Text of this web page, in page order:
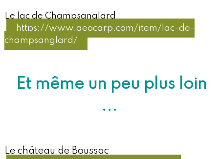
Le lac de Champsanglard
https://www.geocarp.com/item/lac-de-
champsanglard/
Et même un peu plus loin
...
Le château de Boussac